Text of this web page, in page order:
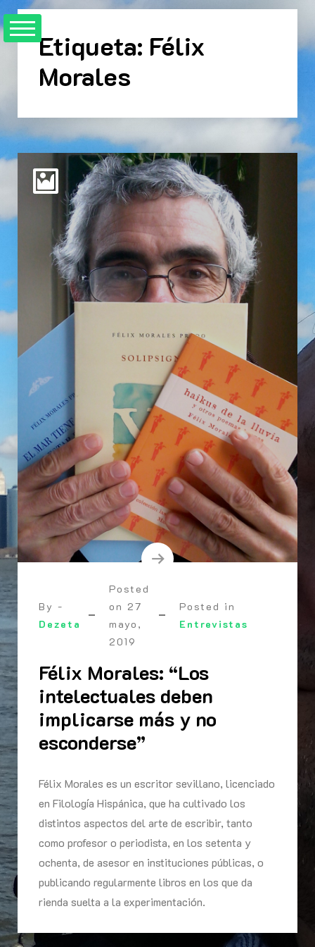
Skip
to
Etiqueta: Félix
Morales
By -
Dezeta
Posted
on 27
mayo,
2019
Posted in
Entrevistas
Félix Morales: “Los
intelectuales deben
implicarse más y no
esconderse”
Félix Morales es un escritor sevillano, licenciado
en Filología Hispánica, que ha cultivado los
distintos aspectos del arte de escribir, tanto
como profesor o periodista, en los setenta y
ochenta, de asesor en instituciones públicas, o
publicando regularmente libros en los que da
rienda suelta a la experimentación.